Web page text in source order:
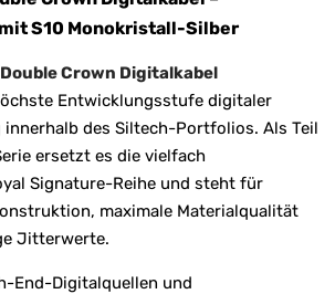
S10 Monokristall-Silber
Crown Digitalkabel
Entwicklungsstufe digitaler
des Siltech-Portfolios. Als Teil
ersetzt es die vielfach
Signature-Reihe und steht für
maximale Materialqualität
Jitterwerte.
End-Digitalquellen und